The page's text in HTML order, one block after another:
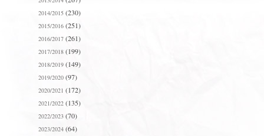
2014/2015(230)
2015/2016(251)
2016/2017(261)
2017/2018(199)
2018/2019(149)
2019/2020(97)
2020/2021 (172)
2021/2022(135)
2022/2023(70)
2023/2024(64)